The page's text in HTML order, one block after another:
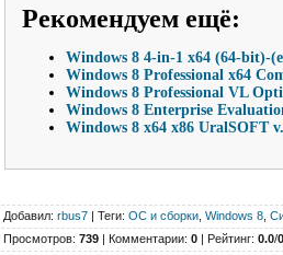
Рекомендуем ещё:
Windows 8 4-in-1 x64 (64-bit)-
Windows 8 Professional x64
Windows 8 Professional VL
Windows 8 Enterprise
Windows 8 x64 x86 UralSOFT
Добавил: rbus7 | Теги: ОС и сборки Windows 8
Просмотров: 739 | Комментарии: 0 | Рейтинг: 0.0/0